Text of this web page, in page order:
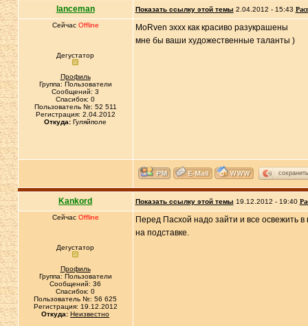
lanceman Показать ссылку этой темы 2.04.2012 - 15:43
Сейчас Offline
Дегустатор
Профиль
Группа: Пользователи
Сообщений: 3
Спасибок: 0
Пользователь №: 52 511
Регистрация: 2.04.2012
Откуда: Гуляйполе
MoRven эххх как красиво разукрашены
мне бы ваши художественные таланты )
сохранить
Kankord Показать ссылку этой темы 19.12.2012 - 19:40
Сейчас Offline
Дегустатор
Профиль
Группа: Пользователи
Сообщений: 36
Спасибок: 0
Пользователь №: 56 625
Регистрация: 19.12.2012
Откуда: Неизвестно
Перед Пасхой надо зайти и все освежить
на подставке.